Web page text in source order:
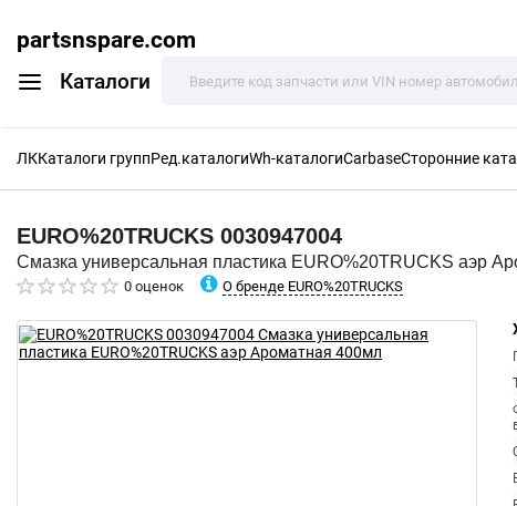
partsnspare.com
Каталоги
ЛККаталоги группРед.каталогиWh-каталогиCarbaseСторонние
EURO%20TRUCKS 0030947004
Смазка универсальная пластика EURO%20TRUCKS аэр
0 оценок О бренде EURO%20TRUCKS